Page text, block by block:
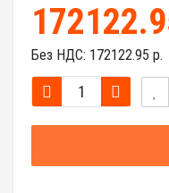
Без НДС: 172122.95 р.